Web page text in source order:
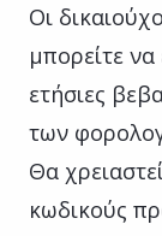
Οι
μπορείτε
ετήσιες
των
Θα
κωδικούς